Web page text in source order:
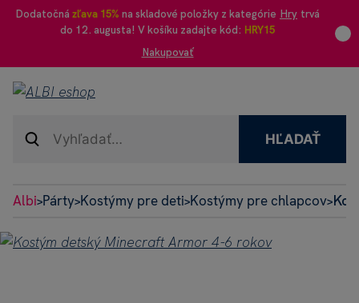
Dodatočná zľava 15% na skladové položky z kategórie Hry trvá
do 12. augusta! V košíku zadajte kód: HRY15
Nakupovať
HĽADAŤ
Albi>Párty>Kostýmy pre deti>Kostýmy pre chlapcov>